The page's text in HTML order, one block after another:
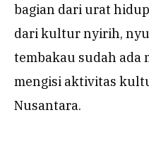
bagian dari urat
dari kultur nyirih,
tembakau sudah ada
mengisi aktivitas
Nusantara.